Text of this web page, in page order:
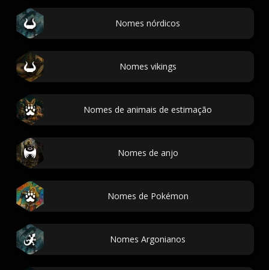
Nomes nórdicos
Nomes vikings
Nomes de animais de estimação
Nomes de anjo
Nomes de Pokémon
Nomes Argonianos